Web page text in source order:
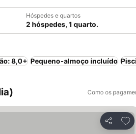
Hóspedes e quartos
2 hóspedes, 1 quarto.
8,0+ Pequeno-almoço incluído
Como os
Partilhar